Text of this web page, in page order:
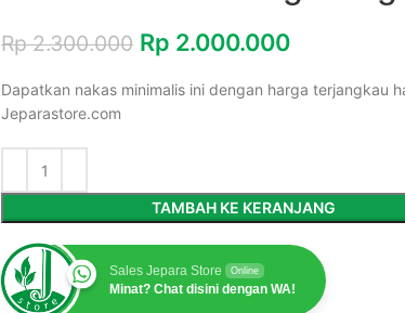
Rp2.300.000 Rp 2.000.000
Dapatkan nakas minimalis ini dengan harga terjangkau
Jeparastore.com
TAMBAH KE KERANJANG
Sales Jepara Store Online
Minat? Chat disini dengan WA!